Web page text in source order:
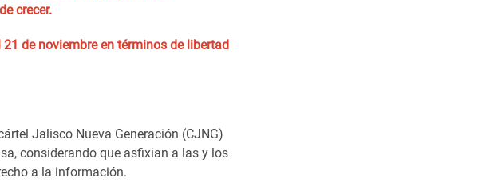
crecer.
de noviembre en términos de libertad
Jalisco Nueva Generación (CJNG)
considerando que asfixian a las y los
a la información.